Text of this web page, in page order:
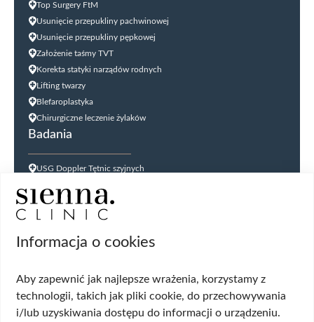
Top Surgery FtM
Usunięcie przepukliny pachwinowej
Usunięcie przepukliny pępkowej
Założenie taśmy TVT
Korekta statyki narządów rodnych
Lifting twarzy
Blefaroplastyka
Chirurgiczne leczenie żylaków
Badania
USG Doppler Tętnic szyjnych
USG jąder
USG tarczycy
Cytologia płynna cienkowarstwowa (LBC
HPV DNA HR 14 genotypów
Biopsja cienkoigłowa tarczycy
USG układu moczowego
Informacja o cookies
Aby zapewnić jak najlepsze wrażenia, korzystamy z
technologii, takich jak pliki cookie, do przechowywania
i/lub uzyskiwania dostępu do informacji o urządzeniu.